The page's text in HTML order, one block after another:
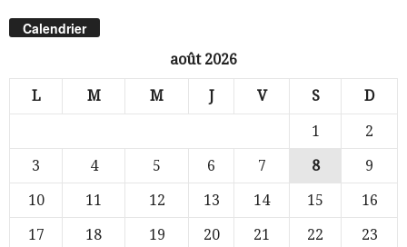
Calendrier
août 2026
L M M J V S D
1
2
3
4 5 6 7 8
9
10
11 12 13 14 15
16
17
18 19 20 21 22
23